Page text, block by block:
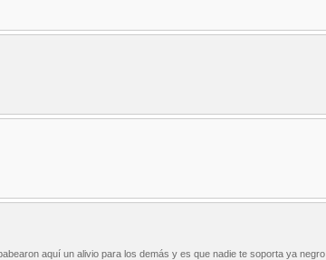
aquí un alivio para los demás y es que nadie te soporta ya negro